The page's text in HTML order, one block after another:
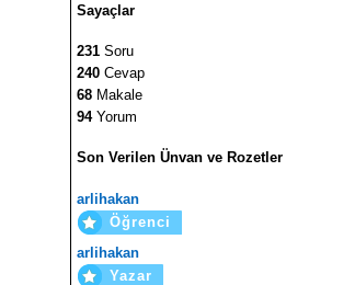
Sayaçlar
231 Soru
240 Cevap
68 Makale
94Yorum
Son Verilen Ünvan ve Rozetler
arlihakan
Öğrenci
arlihakan
Yazar